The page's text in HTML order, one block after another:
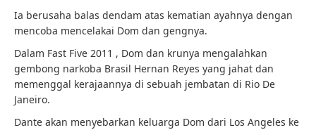
Ia berusaha balas dendam atas kematian ayahnya dengan
mencoba mencelakai Dom dan gengnya.
Dalam Fast Five 2011 , Dom dan krunya mengalahkan
gembong narkoba Brasil Hernan Reyes yang jahat dan
memenggal kerajaannya di sebuah jembatan di Rio De
Janeiro.
Dante akan menyebarkan keluarga Dom dari Los Angeles ke